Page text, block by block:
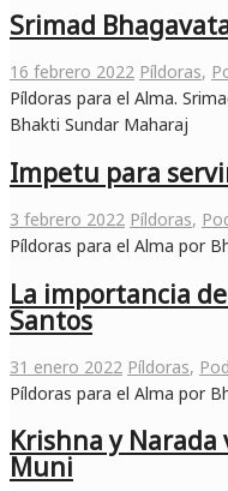
Srimad
16 febrero 2022 Píldoras,
Píldoras para el Alma.
Bhakti Sundar Maharaj
Impetu para
3 febrero 2022 Píldoras,
Píldoras para el Alma por
La importancia
Santos
31 enero 2022 Píldoras,
Píldoras para el Alma por
Krishna y Narada
Muni